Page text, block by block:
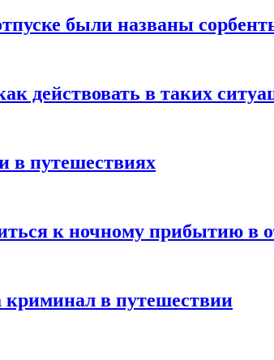
были названы
действовать в таких
в путешествиях
к ночному прибытию в
криминал в путешествии